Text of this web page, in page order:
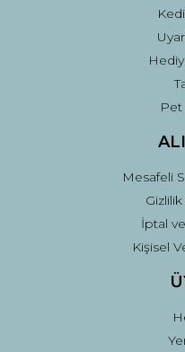
Mesafeli
İptal
Kişisel